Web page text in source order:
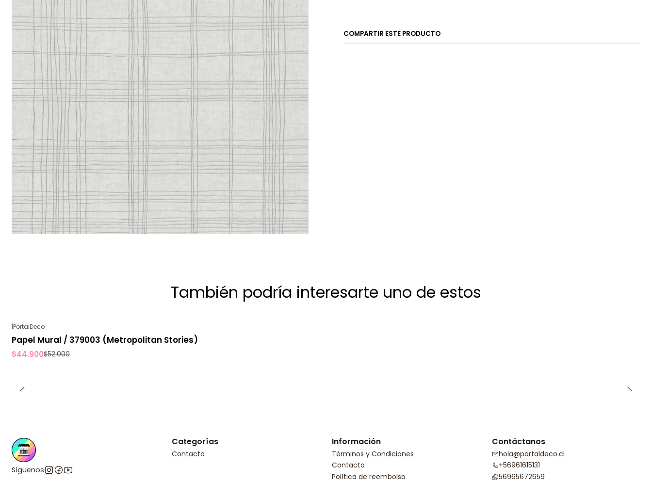
COMPARTIR ESTE PRODUCTO
También podría interesarte uno de estos
|PortalDeco
Papel Mural / 379003 (Metropolitan Stories)
$44.900$52.000
Síguenos
Categorías
Contacto
Información
Términos y Condiciones
Contacto
Política de reembolso
Contáctanos
hola@portaldeco.cl
+56961615131
56965672659